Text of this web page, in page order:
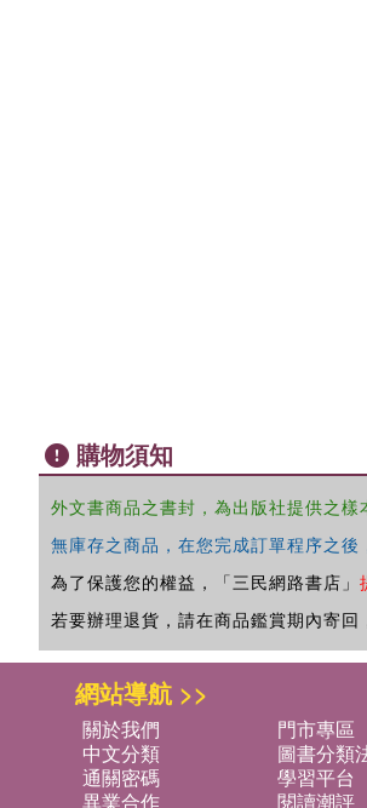
購物須知
外文書商品之書封，為出版社提供之
無庫存之商品，在您完成訂單程序之
為了保護您的權益，「三民網路書店」
若要辦理退貨，請在商品鑑賞期內寄
網站導航 >>
關於我們 門市專區
中文分類
圖書分類
通關密碼
學習平台
異業合作
閱讀潮評